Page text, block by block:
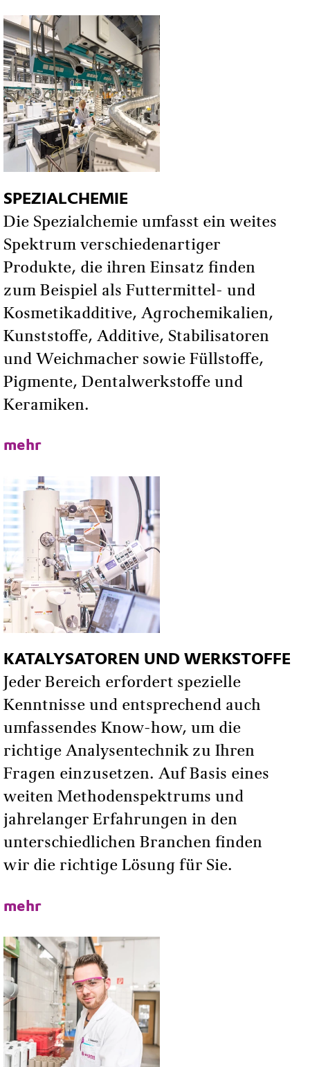
Kontaktformular
SPEZIALCHEMIE
Die Spezialchemie umfasst ein weites
Spektrum verschiedenartiger
Produkte, die ihren Einsatz finden
zum Beispiel als Futtermittel- und
Kosmetikadditive, Agrochemikalien,
Kunststoffe, Additive, Stabilisatoren
und Weichmacher sowie Füllstoffe,
Pigmente, Dentalwerkstoffe und
Keramiken.
mehr
KATALYSATOREN UND WERKSTOFFE
Jeder Bereich erfordert spezielle
Kenntnisse und entsprechend auch
umfassendes Know-how, um die
richtige Analysentechnik zu Ihren
Fragen einzusetzen. Auf Basis eines
weiten Methodenspektrums und
jahrelanger Erfahrungen in den
unterschiedlichen Branchen finden
wir die richtige Lösung für Sie.
mehr